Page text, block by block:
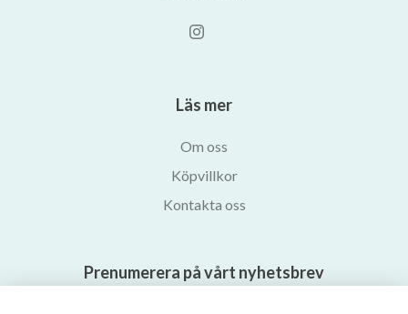
Läs mer
Om oss
Köpvillkor
Kontakta oss
Prenumerera på vårt nyhetsbrev